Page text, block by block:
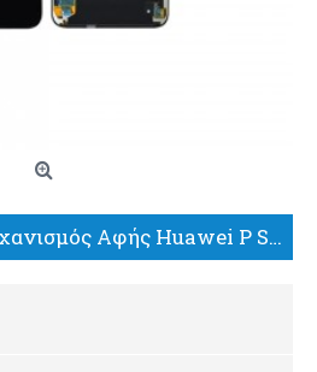
Οθόνη LCD Και Μηχανισμός Αφής Huawei P Smart Z / Honor 9X / Y9 Prime 2019 Μαύρο